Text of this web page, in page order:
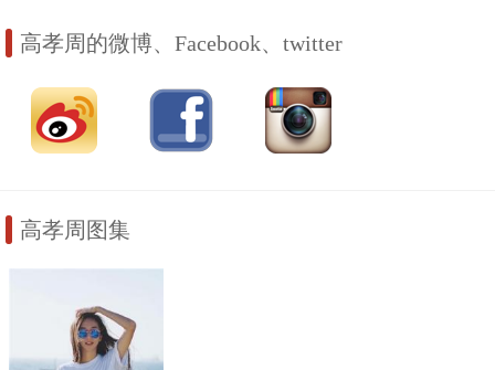
高孝周的微博、Facebook、twitter
高孝周图集